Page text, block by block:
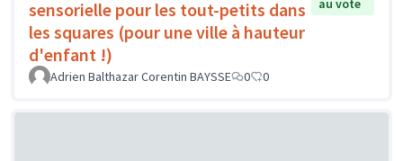
sensorielle pour les tout-petits dans
les squares (pour une ville à hauteur
d'enfant !)
Adrien Balthazar Corentin BAYSSE 0 0